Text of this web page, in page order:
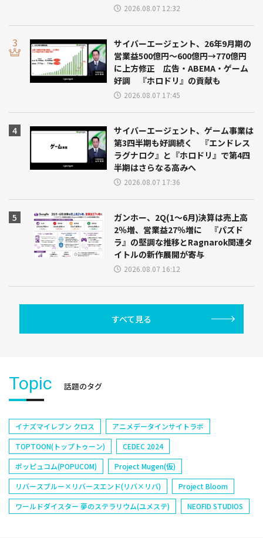
2026.08.07 12:32
サイバーエージェント、26年9月期の
営業益500億円～600億円→770億円
に上方修正 広告・ABEMA・ゲーム
好調 『ホロドリ』の貢献も
2026.08.07 17:45
サイバーエージェント、ゲーム事業は
第3四半期も好調続く 『エンドレス
ラグナロク』と『ホロドリ』で第4四
半期はさらなる高みへ
2026.08.07 17:36
ガンホー、2Q(1～6月)決算は売上高
2％増、営業益27％増に 『パズド
ラ』の堅調な推移とRagnarok関連タ
イトルの新作展開が寄与
2026.08.07 16:12
すべて見る
Topic 話題のタグ
イナズマイレブン クロス
アニメデータインサイトラボ
TOPTOON(トップトゥーン)
CEDEC 2024
ポッピュコム(POPUCOM)
Project Mugen(仮)
リバースブルー×リバースエンド(リバ×リバ)
Project Bloom
ワールドダイスター 夢のステラリウム(ユメステ)
NEOFID STUDIOS